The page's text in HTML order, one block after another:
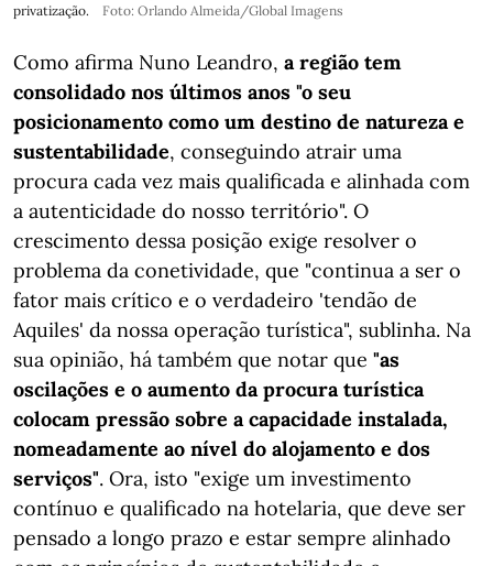
privatização.
Foto: Orlando Almeida/Global Imagens
Como afirma Nuno Leandro, a região tem
consolidado nos últimos anos "o seu
posicionamento como um destino de natureza e
sustentabilidade, conseguindo atrair uma
procura cada vez mais qualificada e alinhada com
a autenticidade do nosso território". O
crescimento dessa posição exige resolver o
problema da conetividade, que "continua a ser o
fator mais crítico e o verdadeiro 'tendão de
Aquiles' da nossa operação turística", sublinha. Na
sua opinião, há também que notar que "as
oscilações e o aumento da procura turística
colocam pressão sobre a capacidade instalada,
nomeadamente ao nível do alojamento e dos
serviços". Ora, isto "exige um investimento
contínuo e qualificado na hotelaria, que deve ser
pensado a longo prazo e estar sempre alinhado